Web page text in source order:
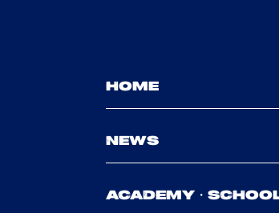
HOME
NEWS
ACADEMY・